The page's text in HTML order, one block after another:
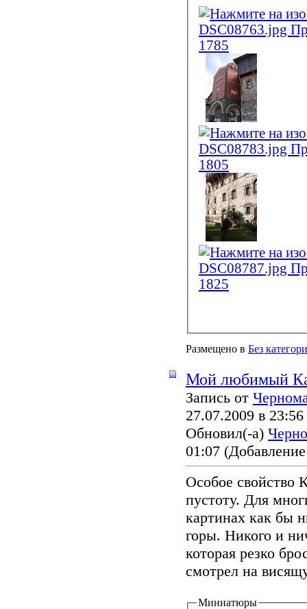
Размещено в Без
Мой любимый
Запись от
27.07.2009 в 23:56
Обновил(-а)
01:07
Особое свойство
пустоту. Для
картинах как бы
горы. Никого и
которая резко
смотрел на
Миниатюры